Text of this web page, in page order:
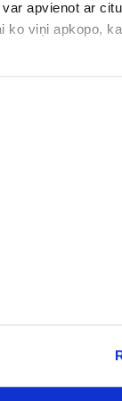
apvienot ar
ko viņi apkopo,